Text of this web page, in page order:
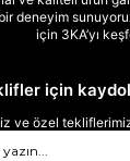
deneyim
için 3KA’yı
için
ve özel